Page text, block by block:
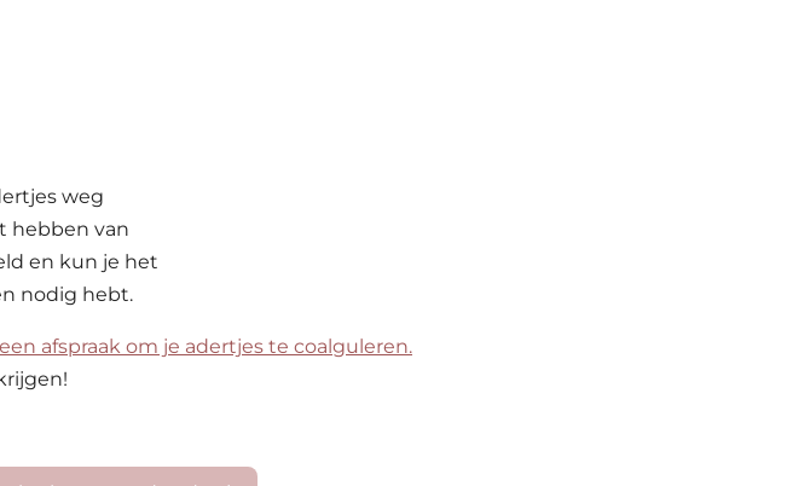
weg
hebben van
en kun je het
nodig hebt.
afspraak om je adertjes te coalguleren.